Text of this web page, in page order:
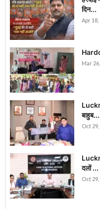
दिन...
Apr 18,
Mar
बाहुब...
Oct
दलों ...
Oct